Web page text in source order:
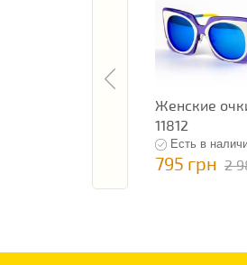
Женские
11812
Есть в
795 грн 2